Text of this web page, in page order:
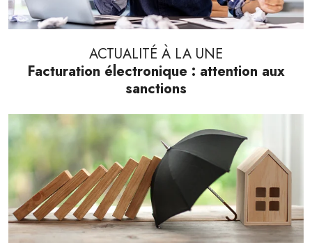
ACTUALITÉ À LA UNE
Facturation électronique : attention aux
sanctions